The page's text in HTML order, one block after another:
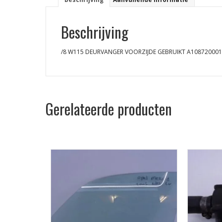
Beschrijving
/8 W115 DEURVANGER VOORZIJDE GEBRUIKT
Gerelateerde producten